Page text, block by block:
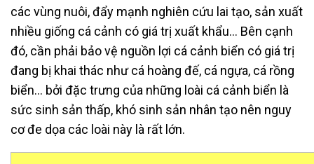
các vùng nuôi, đẩy mạnh nghiên cứu lai tạo, sản xuất
nhiều giống cá cảnh có giá trị xuất khẩu… Bên cạnh
đó, cần phải bảo vệ nguồn lợi cá cảnh biển có giá trị
đang bị khai thác như cá hoàng đế, cá ngựa, cá rồng
biển… bởi đặc trưng của những loài cá cảnh biển là
sức sinh sản thấp, khó sinh sản nhân tạo nên nguy
cơ đe dọa các loài này là rất lớn.